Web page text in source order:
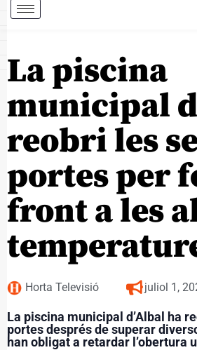
La piscina
municipal
reobri les
portes per
front a les
Horta Televisió juliol 1,
La piscina municipal d’Albal ha
portes després de superar
han obligat a retardar l’obertura